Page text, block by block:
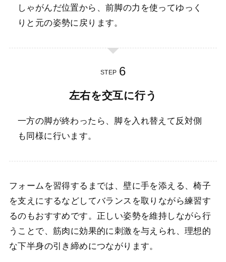
しゃがんだ位置から、前脚の力を使ってゆっく
りと元の姿勢に戻ります。
STEP
左右を交互に行う
一方の脚が終わったら、脚を入れ替えて反対側
も同様に行います。
フォームを習得するまでは、壁に手を添える、椅子
を支えにするなどしてバランスを取りながら練習す
るのもおすすめです。正しい姿勢を維持しながら行
うことで、筋肉に効果的に刺激を与えられ、理想的
な下半身の引き締めにつながります。